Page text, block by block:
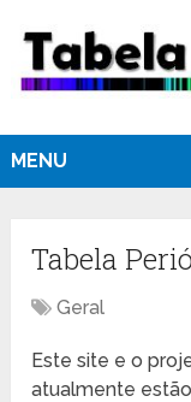
MENU
Tabela
Geral
Este site e o
atualmente